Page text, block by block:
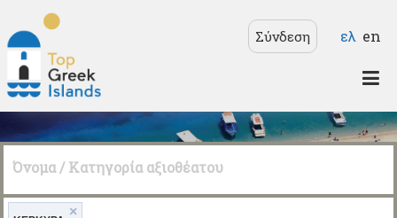
κυρίως περιεχόμενο
Top
Greek
Islands
Σύνδεση ελ en
Όνομα / Κατηγορία αξιοθέατου
×